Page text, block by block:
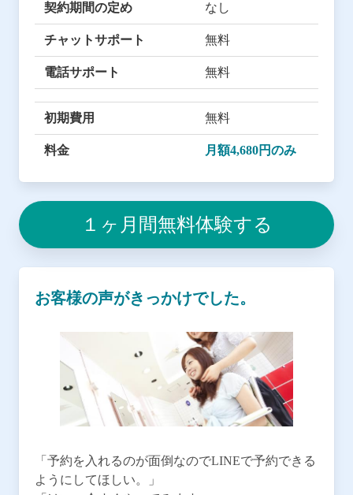
お客様の声がきっかけでした。
「予約を入れるのが面倒なのでLINEで予約できる
ようにしてほしい。」
契約期間の定め なし
チャットサポート 無料
電話サポート 無料
初期費用 無料
料金 月額4,680円のみ
１ヶ月間無料体験する